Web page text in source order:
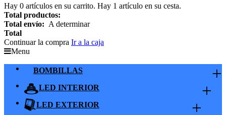
Hay 0 artículos en su carrito. Hay 1 artículo en su cesta.
Total productos:
Total envío: A determinar
Total
Continuar la compra Ir a la caja
Menu
BOMBILLAS +
LED INTERIOR +
LED EXTERIOR +